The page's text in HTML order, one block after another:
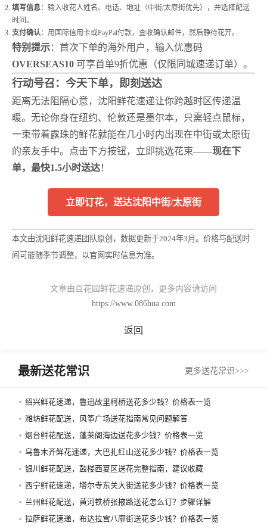
填写信息：输入收花人姓名、电话、地址（中街/太原街优先），并选择配送
时间。
支付确认：用国际信用卡或PayPal付款，查收确认邮件，然后静待花开。
特别提示：首次下单的海外用户，输入优惠码
OVERSEAS10 可享首单9折优惠（仅限同城速递订单）。
行动号召：今天下单，即刻送达
距离无法阻隔心意，沈阳鲜花速递让你跨越时区传递温
暖。无论你身在纽约、伦敦还是墨尔本，只需轻点鼠标，
一束带着露珠的鲜花就能在几小时内出现在中街或太原街
的亲友手中。点击下方按钮，立即挑选花束——现在下
单，最快1.5小时送达！
立即订花，送达沈阳中街/太原街
本文由沈阳鲜花速递团队原创，数据更新于2024年3月。价格与配送时
间可能随季节调整，以官网实时信息为准。
文章由百花园鲜花速递原创，更多内容请访问
https://www.086hua.com
返回
最新送花常识 更多送花常识>>>
绍兴鲜花速递，鲁迅故里柯桥送花多少钱？价格表一览
潍坊鲜花配送，风筝广场送花指南常见问题解答
烟台鲜花配送，蓬莱阁海边送花多少钱？价格表一览
乌鲁木齐鲜花速递，大巴扎红山送花多少钱？价格表一览
银川鲜花配送，鼓楼西夏区送花完整指南，建议收藏
西宁鲜花速递，塔尔寺东关大街送花多少钱？价格表一览
兰州鲜花配送，黄河铁桥张掖路送花怎么订？步骤详解
拉萨鲜花速递，布达拉宫八廓街送花多少钱？价格表一览